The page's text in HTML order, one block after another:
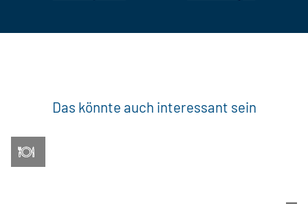
Das könnte auch interessant sein